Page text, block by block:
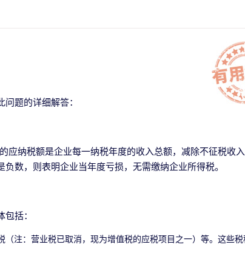
题的详细解答：
应纳税额是企业每一纳税年度的收入总额，减除不征税收
数，则表明企业当年度亏损，无需缴纳企业所得税。
括：
注：营业税已取消，现为增值税的应税项目之一）等。这些